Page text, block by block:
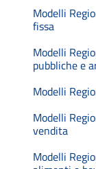
Modelli
fissa
Modelli
pubbliche e
Modelli
Modelli
vendita
Modelli